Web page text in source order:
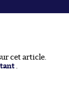
cet article.